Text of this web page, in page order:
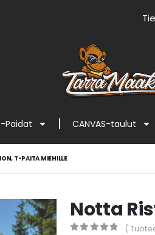
Paidat CANVAS-taulut
T-PAITA MIEHILLE
Notta
(